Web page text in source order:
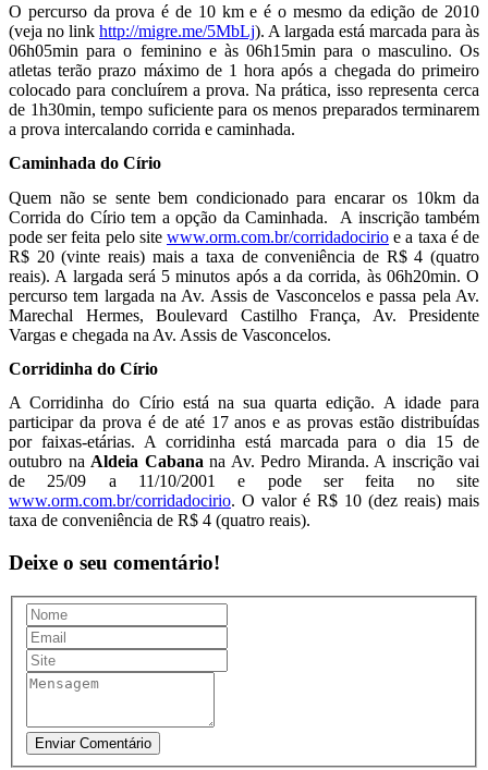
O percurso da prova é de 10 km e é o mesmo da edição de 2010
(veja no link http://migre.me/5MbLj). A largada está marcada para às
06h05min para o feminino e às 06h15min para o masculino. Os
atletas terão prazo máximo de 1 hora após a chegada do primeiro
colocado para concluírem a prova. Na prática, isso representa cerca
de 1h30min, tempo suficiente para os menos preparados terminarem
a prova intercalando corrida e caminhada.
Caminhada do Círio
Quem não se sente bem condicionado para encarar os 10km da
Corrida do Círio tem a opção da Caminhada. A inscrição também
pode ser feita pelo site www.orm.com.br/corridadocirio e a taxa é de
R$ 20 (vinte reais) mais a taxa de conveniência de R$ 4 (quatro
reais). A largada será 5 minutos após a da corrida, às 06h20min. O
percurso tem largada na Av. Assis de Vasconcelos e passa pela Av.
Marechal Hermes, Boulevard Castilho França, Av. Presidente
Vargas e chegada na Av. Assis de Vasconcelos.
Corridinha do Círio
A Corridinha do Círio está na sua quarta edição. A idade para
participar da prova é de até 17 anos e as provas estão distribuídas
por faixas-etárias. A corridinha está marcada para o dia 15 de
outubro na Aldeia Cabana na Av. Pedro Miranda. A inscrição vai
de 25/09 a 11/10/2001 e pode ser feita no site
www.orm.com.br/corridadocirio. O valor é R$ 10 (dez reais) mais
taxa de conveniência de R$ 4 (quatro reais).
Deixe o seu comentário!